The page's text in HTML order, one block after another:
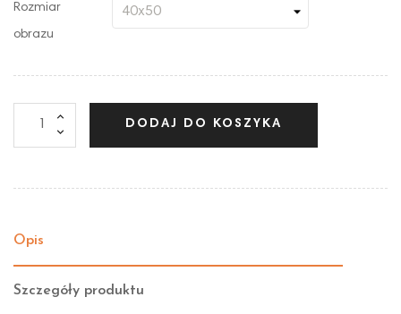
Rozmiar
obrazu
DODAJ DO KOSZYKA
Opis
Szczegóły produktu